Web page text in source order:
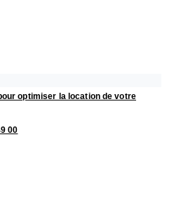
optimiser la location de votre
00